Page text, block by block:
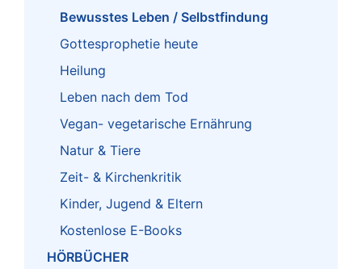
Bewusstes Leben / Selbstfindung
Gottesprophetie heute
Heilung
Leben nach dem Tod
Vegan- vegetarische Ernährung
Natur & Tiere
Zeit- & Kirchenkritik
Kinder, Jugend & Eltern
Kostenlose E-Books
HÖRBÜCHER